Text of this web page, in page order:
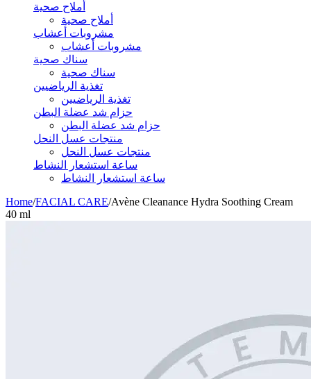
أملاح صحية
أملاح صحية
مشروبات أعشاب
مشروبات أعشاب
سناك صحية
سناك صحية
تغذية الرياضيين
تغذية الرياضيين
حزام شد عضلة البطن
حزام شد عضلة البطن
منتجات عسل النحل
منتجات عسل النحل
ساعة استشعار النشاط
ساعة استشعار النشاط
Home/FACIAL CARE/Avène Cleanance Hydra Soothing Cream
40 ml